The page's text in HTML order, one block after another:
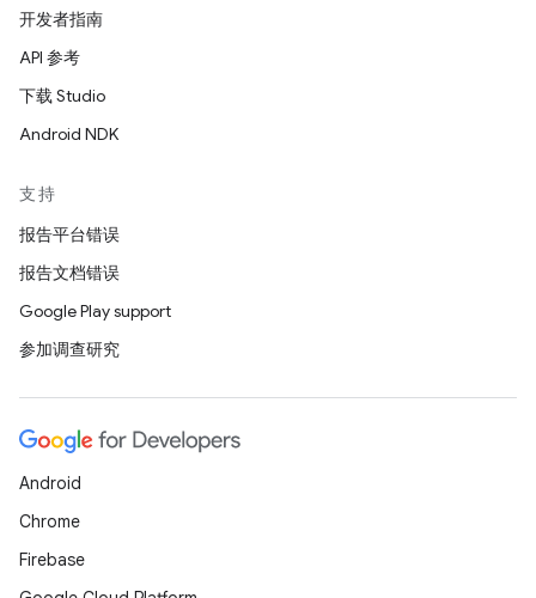
开发者指南
API 参考
下载 Studio
Android NDK
支持
报告平台错误
报告文档错误
Google Play support
参加调查研究
Android
Chrome
Firebase